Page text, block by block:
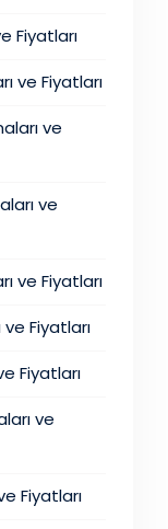
Fiyatları
ve Fiyatları
ve
ve
ve Fiyatları
ve Fiyatları
Fiyatları
ve
Fiyatları